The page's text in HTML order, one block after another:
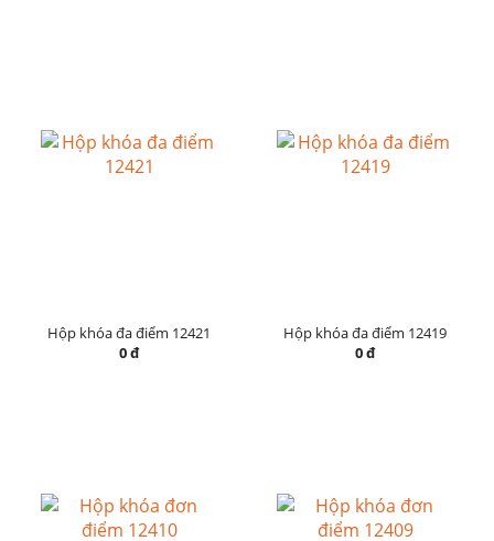
Hộp khóa đa điểm 12421
0 đ
Hộp khóa đa điểm 12419
0 đ